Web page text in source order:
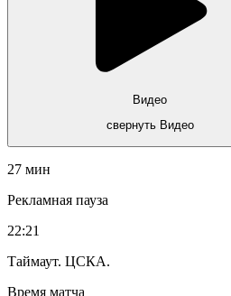
Видео
свернуть Видео
27 мин
Рекламная пауза
22:21
Таймаут. ЦСКА.
Время матча